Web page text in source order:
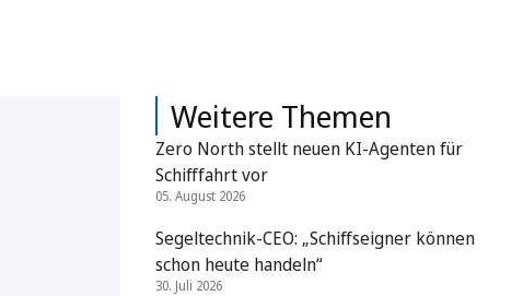
Weitere Themen
Zero North stellt neuen KI-Agenten für
Schifffahrt vor
05. August 2026
Segeltechnik-CEO: „Schiffseigner können
schon heute handeln“
30. Juli 2026